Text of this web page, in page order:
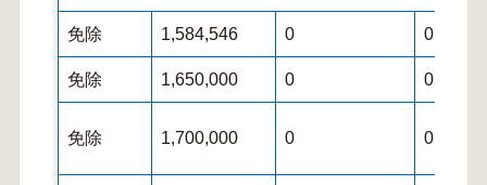
免除 1,584,546 0 0
免除 1,650,000 0 0
免除 1,700,000 0 0